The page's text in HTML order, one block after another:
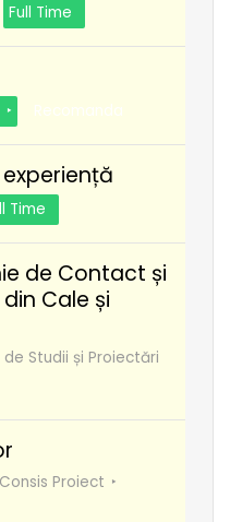
Full Time
Recomanda
Time
de Contact și
Cale și
de Studii și Proiectări
Consis Proiect